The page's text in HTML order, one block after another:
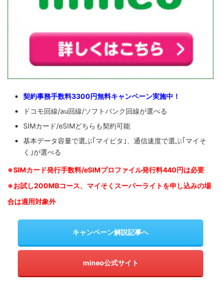
契約事務手数料3300円無料キャンペーン実施中！
ドコモ回線/au回線/ソフトバンク回線が選べる
SIMカード/eSIMどちらも契約可能
基本データ容量で選ぶ｢マイピタ｣、通信速度で選ぶ｢マイそ
く｣が選べる
※SIMカード発行手数料/eSIMプロファイル発行料440円は必要
※お試し200MBコース、マイそくスーパーライトを申し込みの場
合は適用対象外
キャンペーン解説記事へ
mineo公式サイト